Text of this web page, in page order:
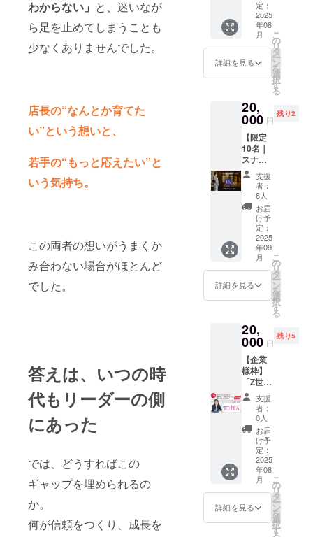
わからない」 と、迷いなが
ら足を止めてしまうことも
少なくありませんでした。
店長の“なんとか育てた
い”という想いと、
若手の“もっと応えたい”と
いう気持ち。
この両者の想いがうまくか
み合わない場合がほとんど
でした。
答えは、いつの時
代もリーダーの側
にあった
では、どうすればこの
ギャップを埋められるの
か。
何が信頼をつくり、成長を
WILLSO
RT株式
会社が
行って
おりま
す。大
学への
合わせ
はご遠
慮くだ
さい。
・書籍
郵送を
ご希望
の方
は、備
考欄に
てその
旨をご
記載く
ださ
い。
ター
ン】を
ご購入
くださ
い。
籍1冊つ
き（当
日手渡
し） ●
要 ・日
程：8月
9：30～
12:00（
12：00
～焼肉
予定）
・場
所：東
京都内
（発送
会場＆
近隣の
焼肉
店） ・
定員：
限定6〜
定
た方に
おすす
めで
す。 マ
ネジメ
ント未
場を率
いる中
間管理
職、少
人数
チーム
を持つ
プレイ
ングマ
ネー
ジャー
まで、
幅広く
対応可
能。 も
ん、
テーマ
OK！ 実
は私自
身も、
販売員
からス
タート
し、試
行錯誤
を重ね
て独立
→法人
化。 現
在はtoC
向けの
講座を
げ、書
籍を出
念パー
ティで
はあり
ませ
ん。 特
別ゲス
のは、
1on1支
援の第
一人者
であ
り、ベ
ストセ
ラー著
書『ま
ず、
ちゃん
と聴
く。』
で知ら
れる
エール
株式会
井将さ
ん。 櫻
井さん
は、
「上司
と部下
の信頼
関係づ
くり」
を軸
に、数
多くの
企業で
1on1文
化を根
てきた
プロ
ナルし
おり】
チーム
で学び
たいあ
なたへ
チー
ム・組
での導
入にお
すすめ
の10冊
セッ
ト。
「新人
研修で
使いた
い」
「メン
バーに
配布し
たい」
など、
実践の
場で役
す。 ※
いずれ
もサイ
ン入
り、お
礼のお
手紙と
オリジ
ナルの
しおり
付き！
■リター
ン詳細
・内
容：直
筆サイ
ン入り
定：
2025
年08
月
詳細を見る
こ
の
リ
タ
ー
ン
を
選
択
す
る
20,
000 円
残り2
【限定
10名｜
スナッ
クみや
こ ご招
待券】
赤坂の
夜をご
一緒に♪
クラ
ファン
応援者
限定で
開店す
る、そ
の名も
ナック
みや
こ」。
赤坂の
隠れ家
的なス
ナック
を貸し
切り、
特別な
夜を10
名限定
でご一
緒しま
す！ 当
日は、
ちょっ
支援
者：
8人
お届
け予
定：
2025
年09
月
詳細を見る
こ
の
リ
タ
ー
ン
を
選
択
す
る
20,
000 円
残り5
【企業
様枠】
「Z世代
のリア
ルな声
に触れ
る！海
藤美也
子×現役
女子大
生 パネ
ルディ
スカッ
ション
付セミ
ナー参
支援
者：
0人
お届
け予
定：
2025
年08
月
詳細を見る
こ
の
リ
タ
ー
ン
を
選
択
す